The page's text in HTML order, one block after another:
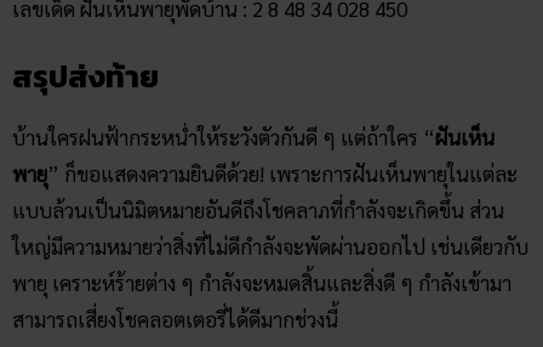
ใหญ่มีความหมายว่าสิ่งที่ไม่ดีกำลังจะพัดผ่านออกไป เช่นเดียวกับ
สามารถเสี่ยงโชคลอตเตอรี่ได้ดีมากช่วงนี้
แต่สุดท้ายเราจะถูกรางวัลหรือไม่ มักจะไม่เกี่ยวที่ดวงอย่างเดียว
แต่ขึ้นอยู่ที่บุญวาสนาของแต่ละคนด้วย ดังนั้นเราจึงต้องหมั่น
ทำบุญ เข้าวัด ถวายสังฆทาน และปล่อยปลา ผลบุญเหล่านี้จะ
ช่วยหนุนนำให้วิบากกรรมของเราลดน้อยลง และจะทำให้มีโชค
ลาภเข้ามามากยิ่งขึ้น สามารถติดตามวิธีทำบุญต่าง ๆ ได้ที่เว็บ